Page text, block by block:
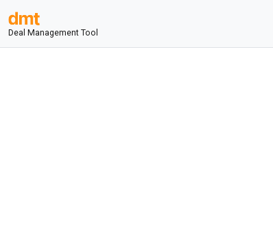
Deal Management Tool